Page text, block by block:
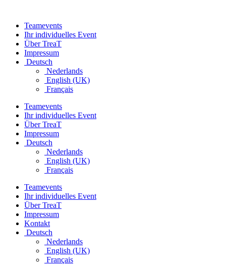
springenTeamevents
Ihr individuelles Event
Über TreaT
Impressum
Deutsch
Nederlands
English (UK)
Français
Teamevents
Ihr individuelles Event
Über TreaT
Impressum
Deutsch
Nederlands
English (UK)
Français
Teamevents
Ihr individuelles Event
Über TreaT
Impressum
Kontakt
Deutsch
Nederlands
English (UK)
Français